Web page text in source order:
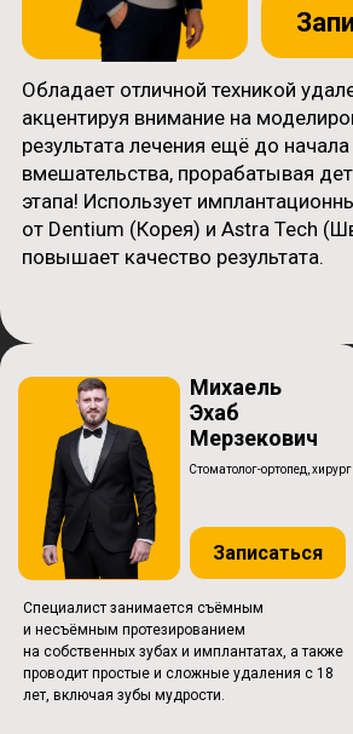
Михаель
Эхаб
Мерзекович
Специалист занимается съёмным
и несъёмным протезированием
на собственных зубах и имплантатах, а также
проводит простые и сложные удаления с 18
лет, включая зубы мудрости.
Стоматолог-ортопед, хирург
Записаться
Была здесь в первый раз по рекомендации
ортодонта. Нужна была консультация
по поводу удаления зубов мудрости. Врач,
Манаев Артём Сергеевич, всё грамотно
рассказал и дал рекомендации как мне лучше
удалить эти проблемные зубы. Само
помещение комфортное и красивое. В нём
Доброго всем дня. Сегодня была в этой
клинике первый раз. Хотелось бы отметить
Илью Сергеевича он врач своего дела, удалил
зуб без всяких осложнений, и главное
безболезненный был укол, за это отдельное
спасибо. Доброжелательная атмосфера,
осложнений и безболезненно! Рекомендую
однозначно!